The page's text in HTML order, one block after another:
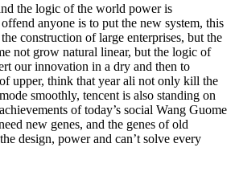
the logic of the world power is
anyone is to put the new system, this
construction of large enterprises, but the
not grow natural linear, but the logic of
our innovation in a dry and then to
upper, think that year ali not only kill the
smoothly, tencent is also standing on
of today’s social Wang Guome
new genes, and the genes of old
design, power and can’t solve every